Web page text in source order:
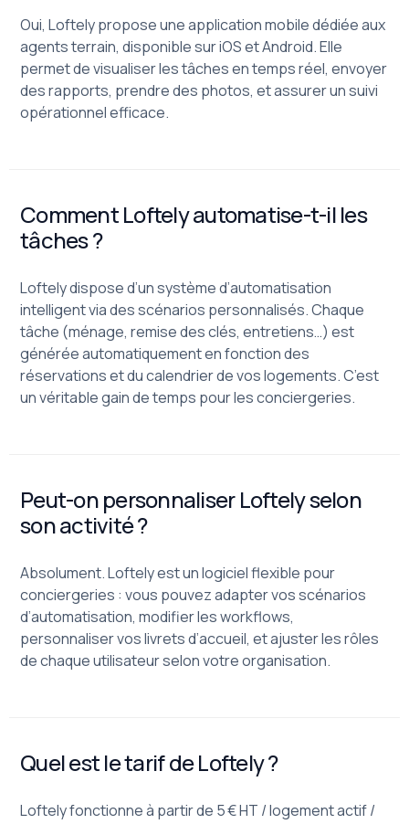
Oui, Loftely propose une application mobile dédiée aux
agents terrain, disponible sur iOS et Android. Elle
permet de visualiser les tâches en temps réel, envoyer
des rapports, prendre des photos, et assurer un suivi
opérationnel efficace.
Comment Loftely automatise-t-il les
tâches ?
Loftely dispose d’un système d’automatisation
intelligent via des scénarios personnalisés. Chaque
tâche (ménage, remise des clés, entretiens…) est
générée automatiquement en fonction des
réservations et du calendrier de vos logements. C’est
un véritable gain de temps pour les conciergeries.
Peut-on personnaliser Loftely selon
son activité ?
Absolument. Loftely est un logiciel flexible pour
conciergeries : vous pouvez adapter vos scénarios
d’automatisation, modifier les workflows,
personnaliser vos livrets d’accueil, et ajuster les rôles
de chaque utilisateur selon votre organisation.
Quel est le tarif de Loftely ?
Loftely fonctionne à partir de 5 € HT / logement actif /